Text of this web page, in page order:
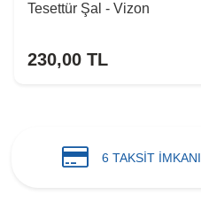
Tesettür Şal - Vizon
230,00 TL
6 TAKSİT İMKANI